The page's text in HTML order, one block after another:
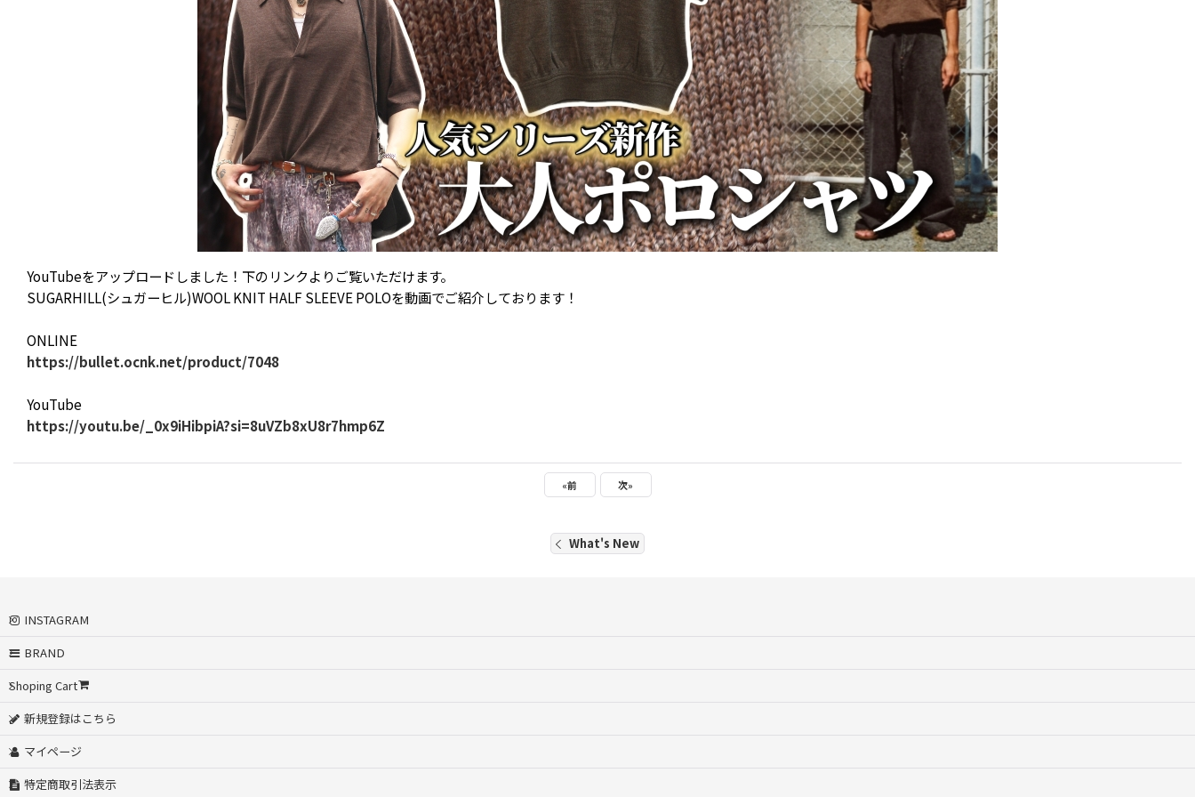
YouTubeをアップロードしました！下のリンクよりご覧いただけます。
SUGARHILL(シュガーヒル)WOOL KNIT HALF SLEEVE POLOを動画でご紹介しております！
ONLINE
https://bullet.ocnk.net/product/7048
YouTube
https://youtu.be/_0x9iHibpiA?si=8uVZb8xU8r7hmp6Z
«前 次»
What's New
INSTAGRAM
BRAND
Shoping Cart
新規登録はこちら
マイページ
特定商取引法表示